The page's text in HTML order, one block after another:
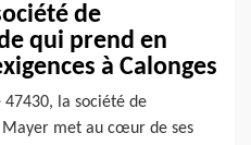
de
qui prend en
à Calonges
47430, la société de
met au cœur de ses